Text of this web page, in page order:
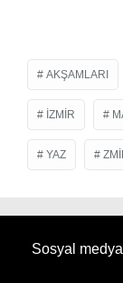
AKŞAMLARI
IZMIR
YAZ
Sosyal medya